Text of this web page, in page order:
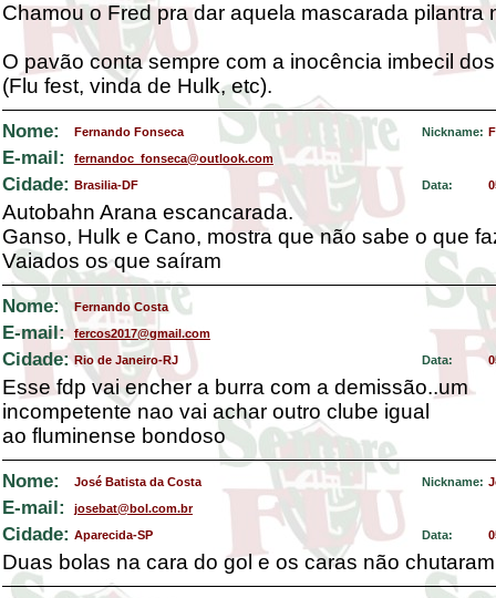
Chamou o Fred pra dar aquela mascarada pilantra
O pavão conta sempre com a inocência imbecil
(Flu fest, vinda de Hulk, etc).
Nome: Fernando Fonseca Nickname:
E-mail: fernandoc_fonseca@outlook.com
Cidade: Brasilia-DF Data:
Autobahn Arana escancarada.
Ganso, Hulk e Cano, mostra que não sabe o que
Vaiados os que saíram
Nome: Fernando Costa
E-mail: fercos2017@gmail.com
Cidade: Rio de Janeiro-RJ Data:
Esse fdp vai encher a burra com a demissão..um
incompetente nao vai achar outro clube igual
ao fluminense bondoso
Nome: José Batista da Costa Nickname:
E-mail: josebat@bol.com.br
Cidade: Aparecida-SP Data:
Duas bolas na cara do gol e os caras não